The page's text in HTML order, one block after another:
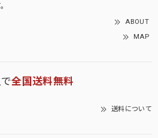
ABOUT
MAP
全国送料無料
送料について